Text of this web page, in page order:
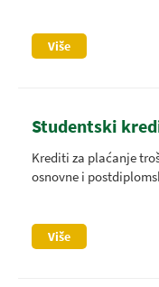
Više
Studentski
Krediti za plaćanje
osnovne i
Više